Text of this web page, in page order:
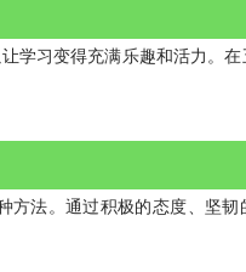
学习变得充满乐趣和活力。
方法。通过积极的态度、坚